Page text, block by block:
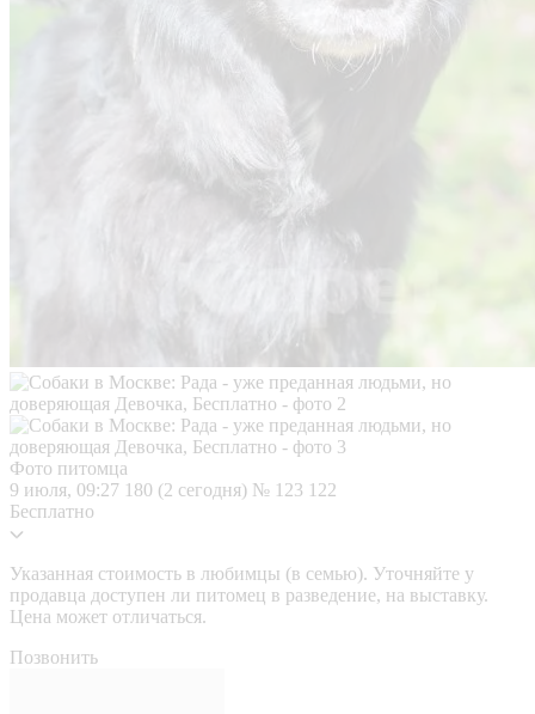
Фото питомца
9 июля, 09:27 180 (2 сегодня) № 123 122
Бесплатно
Указанная стоимость в любимцы (в семью). Уточняйте у
продавца доступен ли питомец в разведение, на выставку.
Цена может отличаться.
Позвонить